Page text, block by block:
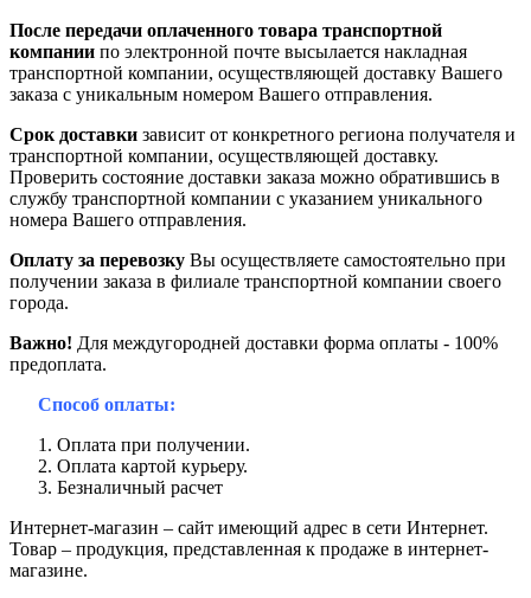
После передачи оплаченного товара транспортной
компании по электронной почте высылается накладная
транспортной компании, осуществляющей доставку Вашего
заказа с уникальным номером Вашего отправления.
Срок доставки зависит от конкретного региона получателя и
транспортной компании, осуществляющей доставку.
Проверить состояние доставки заказа можно обратившись в
службу транспортной компании с указанием уникального
номера Вашего отправления.
Оплату за перевозку Вы осуществляете самостоятельно при
получении заказа в филиале транспортной компании своего
города.
Важно! Для междугородней доставки форма оплаты - 100%
предоплата.
Способ оплаты:
Оплата при получении.
Оплата картой курьеру.
Безналичный расчет
Интернет-магазин – сайт имеющий адрес в сети Интернет.
Товар – продукция, представленная к продаже в интернет-
магазине.